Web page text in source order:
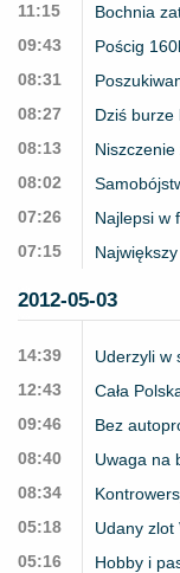
11:15
Bochnia
09:43
Pościg
08:31
08:27
Dziś burze
08:13
08:02
07:26
Najlepsi w
07:15
2012-05-03
14:39
Uderzyli w
12:43
Cała
09:46
Bez
08:40
Uwaga na
08:34
05:18
Udany zlot
05:16
Hobby i